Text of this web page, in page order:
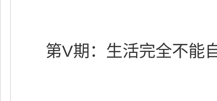
第V期：生活完全不能